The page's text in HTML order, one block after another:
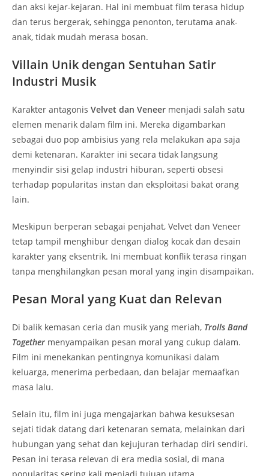
dan aksi kejar-kejaran. Hal ini membuat film terasa hidup
dan terus bergerak, sehingga penonton, terutama anak-
anak, tidak mudah merasa bosan.
Villain Unik dengan Sentuhan Satir
Industri Musik
Karakter antagonis Velvet dan Veneer menjadi salah satu
elemen menarik dalam film ini. Mereka digambarkan
sebagai duo pop ambisius yang rela melakukan apa saja
demi ketenaran. Karakter ini secara tidak langsung
menyindir sisi gelap industri hiburan, seperti obsesi
terhadap popularitas instan dan eksploitasi bakat orang
lain.
Meskipun berperan sebagai penjahat, Velvet dan Veneer
tetap tampil menghibur dengan dialog kocak dan desain
karakter yang eksentrik. Ini membuat konflik terasa ringan
tanpa menghilangkan pesan moral yang ingin disampaikan.
Pesan Moral yang Kuat dan Relevan
Di balik kemasan ceria dan musik yang meriah, Trolls Band
Together menyampaikan pesan moral yang cukup dalam.
Film ini menekankan pentingnya komunikasi dalam
keluarga, menerima perbedaan, dan belajar memaafkan
masa lalu.
Selain itu, film ini juga mengajarkan bahwa kesuksesan
sejati tidak datang dari ketenaran semata, melainkan dari
hubungan yang sehat dan kejujuran terhadap diri sendiri.
Pesan ini terasa relevan di era media sosial, di mana
popularitas sering kali menjadi tujuan utama.